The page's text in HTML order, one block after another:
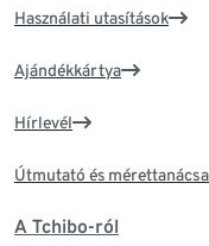
Használati utasítások
Ajándékkártya
Hírlevél
Útmutató és
A Tchibo-ról